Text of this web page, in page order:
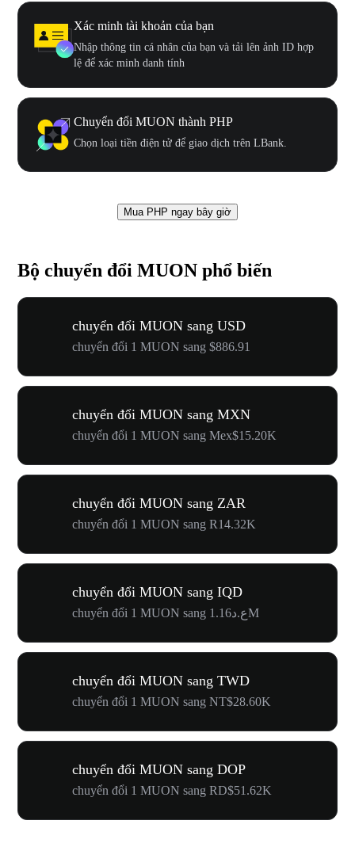
Xác minh tài khoản của bạn
Nhập thông tin cá nhân của bạn và tải lên ảnh ID hợp
lệ để xác minh danh tính
Chuyển đổi MUON thành PHP
Chọn loại tiền điện tử để giao dịch trên LBank.
Mua PHP ngay bây giờ
Bộ chuyển đổi MUON phổ biến
chuyển đổi MUON sang USD
chuyển đổi 1 MUON sang $886.91
chuyển đổi MUON sang MXN
chuyển đổi 1 MUON sang Mex$15.20K
chuyển đổi MUON sang ZAR
chuyển đổi 1 MUON sang R14.32K
chuyển đổi MUON sang IQD
chuyển đổi 1 MUON sang ع.د1.16M
chuyển đổi MUON sang TWD
chuyển đổi 1 MUON sang NT$28.60K
chuyển đổi MUON sang DOP
chuyển đổi 1 MUON sang RD$51.62K